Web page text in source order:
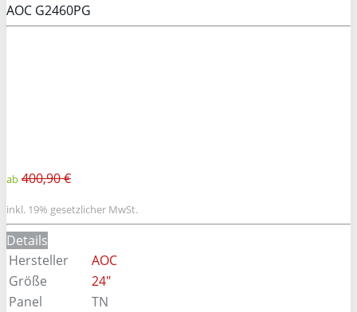
AOC G2460PG
ab 400,90 €
inkl. 19% gesetzlicher MwSt.
Details
Hersteller
AOC
Größe
24"
Panel
TN